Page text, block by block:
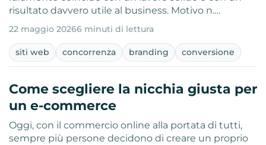
risultato davvero utile al business. Motivo n.…
22 maggio 20266 minuti di lettura
siti web concorrenza branding conversione
Come scegliere la nicchia giusta per
un e-commerce
Oggi, con il commercio online alla portata di tutti,
sempre più persone decidono di creare un proprio